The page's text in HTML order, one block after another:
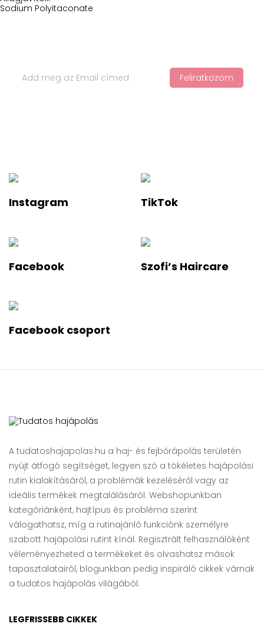
Sodium Polyitaconate
Feliratkozom
Instagram TikTok
Facebook Szofi’s Haircare
Facebook csoport
A tudatoshajapolas.hu a haj- és fejbőrápolás területén
nyújt átfogó segítséget, legyen szó a tökéletes hajápolási
rutin kialakításáról, a problémák kezeléséről vagy az
ideális termékek megtalálásáról. Webshopunkban
kategóriánként, hajtípus és probléma szerint
válogathatsz, míg a rutinajánló funkciónk személyre
szabott hajápolási rutint kínál. Regisztrált felhasználóként
véleményezheted a termékeket és olvashatsz mások
tapasztalatairól, blogunkban pedig inspiráló cikkek várnak
a tudatos hajápolás világából.
LEGFRISSEBB CIKKEK